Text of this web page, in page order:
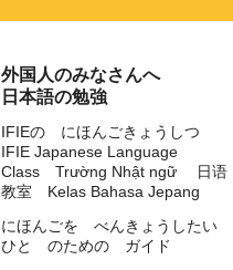
外国人のみなさんへ
日本語の勉強
IFIEの にほんごきょうしつ
IFIE Japanese Language
Class Trường Nhật ngữ 日语
教室 Kelas Bahasa Jepang
にほんごを べんきょうしたい
ひと のための ガイド